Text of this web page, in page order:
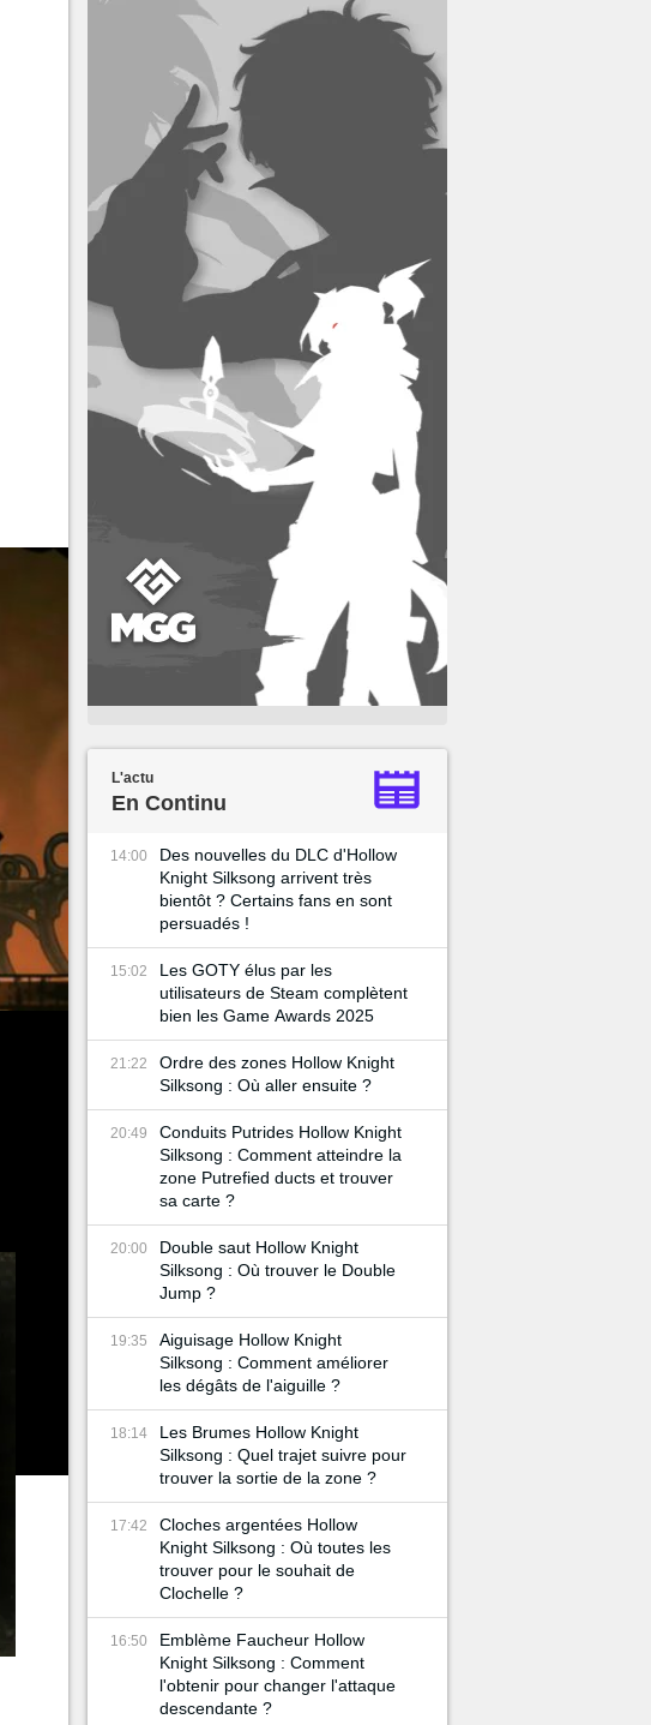
L'actu
En Continu
14:00
Des nouvelles du DLC d'Hollow
Knight Silksong arrivent très
bientôt ? Certains fans en sont
persuadés !
15:02
Les GOTY élus par les
utilisateurs de Steam complètent
bien les Game Awards 2025
21:22
Ordre des zones Hollow Knight
Silksong : Où aller ensuite ?
20:49
Conduits Putrides Hollow Knight
Silksong : Comment atteindre la
zone Putrefied ducts et trouver
sa carte ?
20:00
Double saut Hollow Knight
Silksong : Où trouver le Double
Jump ?
19:35
Aiguisage Hollow Knight
Silksong : Comment améliorer
les dégâts de l'aiguille ?
18:14
Les Brumes Hollow Knight
Silksong : Quel trajet suivre pour
trouver la sortie de la zone ?
17:42
Cloches argentées Hollow
Knight Silksong : Où toutes les
trouver pour le souhait de
Clochelle ?
16:50
Emblème Faucheur Hollow
Knight Silksong : Comment
l'obtenir pour changer l'attaque
descendante ?